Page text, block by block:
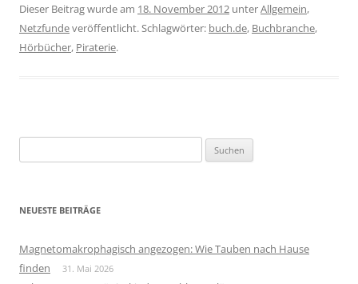
Dieser Beitrag wurde am 18. November 2012 unterAllgemein,
Netzfundeveröffentlicht. Schlagwörter: buch.de, Buchbranche,
Hörbücher, Piraterie.
nach:
NEUESTE BEITRÄGE
Magnetomakrophagisch angezogen: Wie Tauben nach Hause
finden
31. Mai 2026